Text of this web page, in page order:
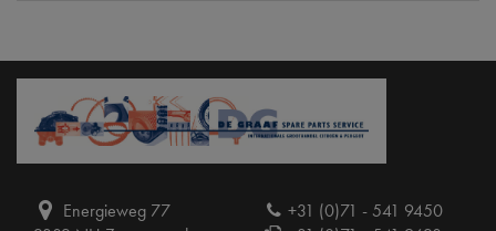
Energieweg 77
+31 (0)71 - 541 9450